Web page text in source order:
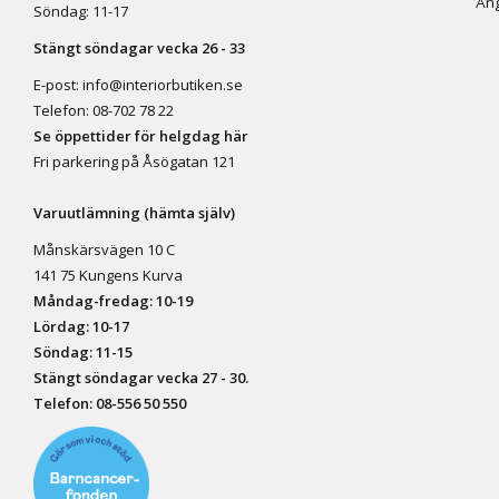
Söndag: 11-17
Stängt söndagar vecka 26 - 33
E-post: info@interiorbutiken.se
Telefon: 08-702 78 22
Se öppettider för helgdag här
Fri parkering på Åsögatan 121
Varuutlämning (hämta själv)
Månskärsvägen 10 C
141 75 Kungens Kurva
Måndag-fredag: 10-19
Lördag: 10-17
Söndag: 11-15
Stängt söndagar vecka 27 - 30.
Telefon: 08-556 50 550